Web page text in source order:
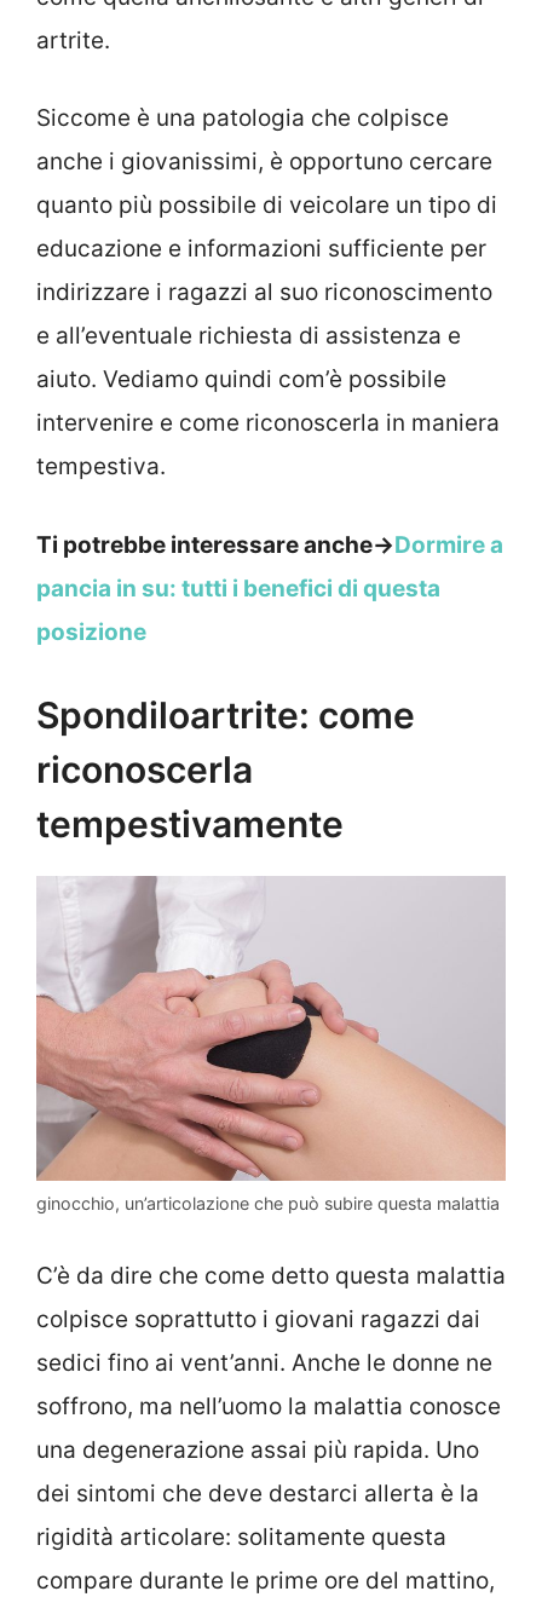
artrite.
Siccome è una patologia che colpisce
anche i giovanissimi, è opportuno cercare
quanto più possibile di veicolare un tipo di
educazione e informazioni sufficiente per
indirizzare i ragazzi al suo riconoscimento
e all’eventuale richiesta di assistenza e
aiuto. Vediamo quindi com’è possibile
intervenire e come riconoscerla in maniera
tempestiva.
Ti potrebbe interessare anche->Dormire a
pancia in su: tutti i benefici di questa
posizione
Spondiloartrite: come
riconoscerla
tempestivamente
ginocchio, un’articolazione che può subire questa malattia
C’è da dire che come detto questa malattia
colpisce soprattutto i giovani ragazzi dai
sedici fino ai vent’anni. Anche le donne ne
soffrono, ma nell’uomo la malattia conosce
una degenerazione assai più rapida. Uno
dei sintomi che deve destarci allerta è la
rigidità articolare: solitamente questa
compare durante le prime ore del mattino,